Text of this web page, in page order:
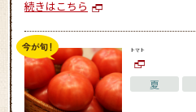
続きはこちら
トマト
夏